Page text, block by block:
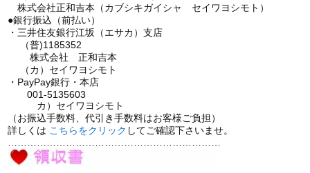
株式会社正和吉本（カブシキガイシャ セイワヨシモト）
●銀行振込（前払い）
・三井住友銀行江坂（エサカ）支店
（普)1185352
株式会社 正和吉本
（カ）セイワヨシモト
・PayPay銀行・本店
001-5135603
カ）セイワヨシモト
（お振込手数料、代引き手数料はお客様ご負担）
詳しくは こちらをクリック してご確認下さいませ。
…………………………………………………………